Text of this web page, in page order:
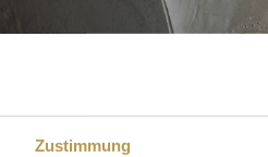
Zustimmung